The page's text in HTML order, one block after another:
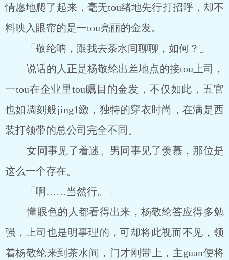
情愿地爬了起来，毫无tou绪地先行打招呼，却不
料映入眼帘的是一tou亮丽的金发。
「敬纶呐，跟我去茶水间聊聊，如何？」
说话的人正是杨敬纶出差地点的接tou上司，
一tou在企业里tou瞩目的金发，不仅如此，五官
也如凋刻般jing1緻，独特的穿衣时尚，在满是西
装打领带的总公司完全不同。
女同事见了着迷、男同事见了羡慕，那位是
这么一个存在。
「啊……当然行。」
懂眼色的人都看得出来，杨敬纶答应得多勉
强，上司也是明事理的，可却将此视而不见，领
着杨敬纶来到茶水间，门才刚带上，主guan便将